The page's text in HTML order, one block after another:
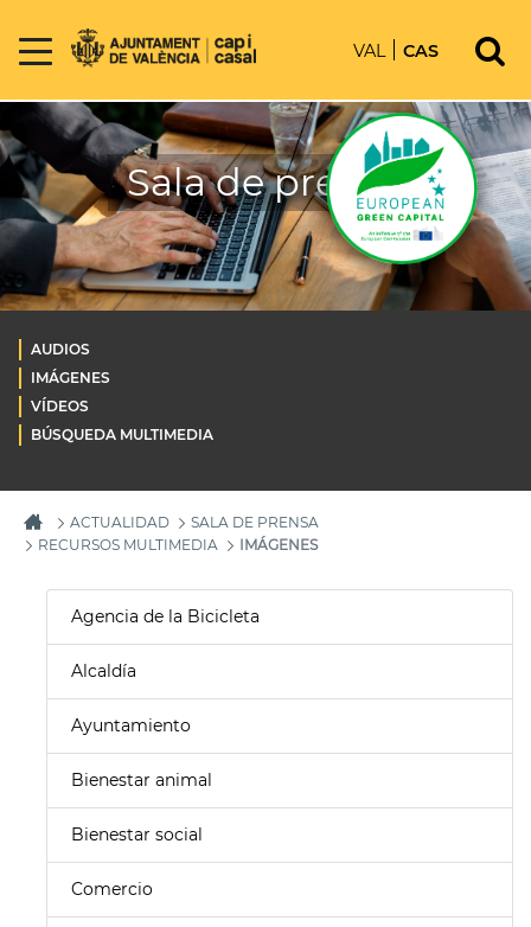
VAL CAS
Sala de prensa
AUDIOS
IMÁGENES
VÍDEOS
BÚSQUEDA MULTIMEDIA
ACTUALIDAD
SALA DE PRENSA
RECURSOS MULTIMEDIA
IMÁGENES
Agencia de la Bicicleta
Alcaldía
Ayuntamiento
Bienestar animal
Bienestar social
Comercio